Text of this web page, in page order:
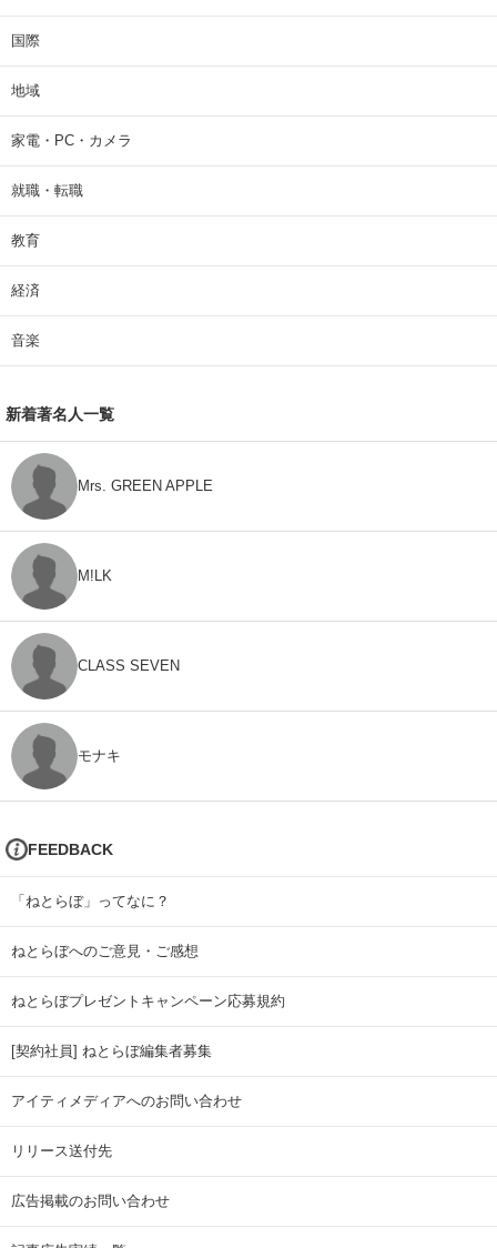
国際
地域
家電・PC・カメラ
就職・転職
教育
経済
音楽
新着著名人一覧
Mrs. GREEN APPLE
M!LK
CLASS SEVEN
モナキ
FEEDBACK
「ねとらぼ」ってなに？
ねとらぼへのご意見・ご感想
ねとらぼプレゼントキャンペーン応募規約
[契約社員] ねとらぼ編集者募集
アイティメディアへのお問い合わせ
リリース送付先
広告掲載のお問い合わせ